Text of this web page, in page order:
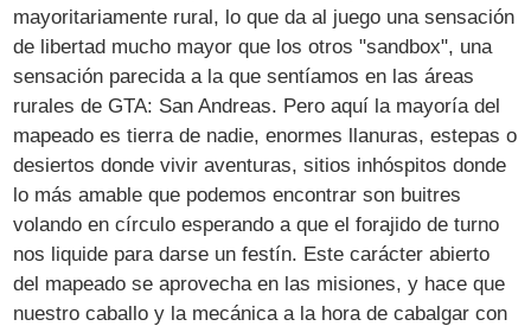
mayoritariamente rural, lo que da al juego una sensación
de libertad mucho mayor que los otros "sandbox", una
sensación parecida a la que sentíamos en las áreas
rurales de GTA: San Andreas. Pero aquí la mayoría del
mapeado es tierra de nadie, enormes llanuras, estepas o
desiertos donde vivir aventuras, sitios inhóspitos donde
lo más amable que podemos encontrar son buitres
volando en círculo esperando a que el forajido de turno
nos liquide para darse un festín. Este carácter abierto
del mapeado se aprovecha en las misiones, y hace que
nuestro caballo y la mecánica a la hora de cabalgar con